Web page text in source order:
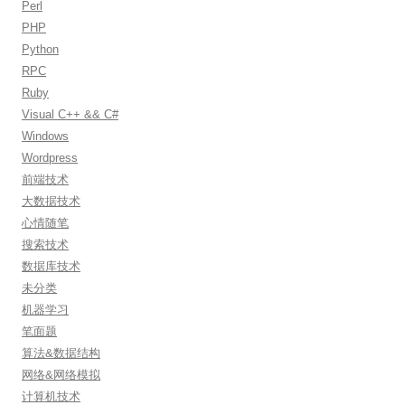
Perl
PHP
Python
RPC
Ruby
Visual C++ && C#
Windows
Wordpress
前端技术
大数据技术
心情随笔
搜索技术
数据库技术
未分类
机器学习
笔面题
算法&数据结构
网络&网络模拟
计算机技术